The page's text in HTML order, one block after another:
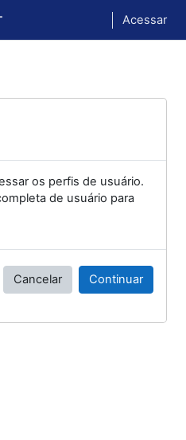
Acessar
os perfis de usuário.
de usuário para
Cancelar Continuar